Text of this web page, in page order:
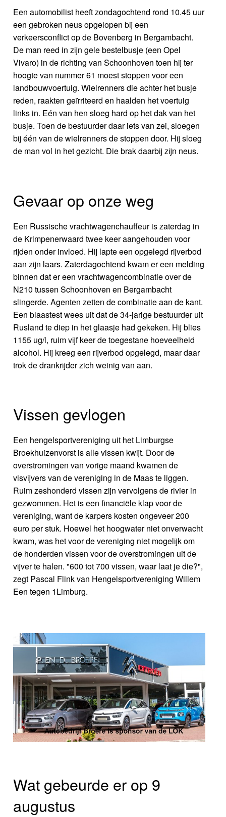
Een automobilist heeft zondagochtend rond 10.45 uur
een gebroken neus opgelopen bij een
verkeersconflict op de Bovenberg in Bergambacht.
De man reed in zijn gele bestelbusje (een Opel
Vivaro) in de richting van Schoonhoven toen hij ter
hoogte van nummer 61 moest stoppen voor een
landbouwvoertuig. Wielrenners die achter het busje
reden, raakten geïrriteerd en haalden het voertuig
links in. Eén van hen sloeg hard op het dak van het
busje. Toen de bestuurder daar iets van zei, sloegen
bij één van de wielrenners de stoppen door. Hij sloeg
de man vol in het gezicht. Die brak daarbij zijn neus.
Gevaar op onze weg
Een Russische vrachtwagenchauffeur is zaterdag in
de Krimpenerwaard twee keer aangehouden voor
rijden onder invloed. Hij lapte een opgelegd rijverbod
aan zijn laars. Zaterdagochtend kwam er een melding
binnen dat er een vrachtwagencombinatie over de
N210 tussen Schoonhoven en Bergambacht
slingerde. Agenten zetten de combinatie aan de kant.
Een blaastest wees uit dat de 34-jarige bestuurder uit
Rusland te diep in het glaasje had gekeken. Hij blies
1155 ug/l, ruim vijf keer de toegestane hoeveelheid
alcohol. Hij kreeg een rijverbod opgelegd, maar daar
trok de drankrijder zich weinig van aan.
Vissen gevlogen
Een hengelsportvereniging uit het Limburgse
Broekhuizenvorst is alle vissen kwijt. Door de
overstromingen van vorige maand kwamen de
visvijvers van de vereniging in de Maas te liggen.
Ruim zeshonderd vissen zijn vervolgens de rivier in
gezwommen. Het is een financiële klap voor de
vereniging, want de karpers kosten ongeveer 200
euro per stuk. Hoewel het hoogwater niet onverwacht
kwam, was het voor de vereniging niet mogelijk om
de honderden vissen voor de overstromingen uit de
vijver te halen. "600 tot 700 vissen, waar laat je die?",
zegt Pascal Flink van Hengelsportvereniging Willem
Een tegen 1Limburg.
Wat gebeurde er op 9
augustus